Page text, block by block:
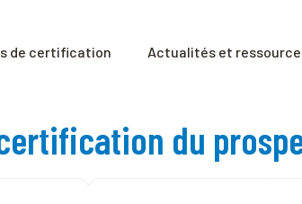
de certification Actualités et
du